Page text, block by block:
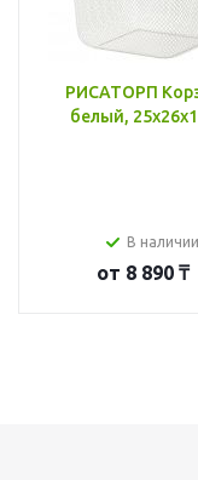
РИСАТОРП
белый,
В наличии
от 8 890 ₸